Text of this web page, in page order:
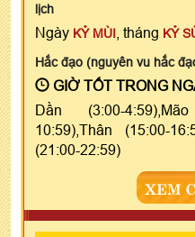
lịch
Ngày KỶ MÙI , tháng KỶ
Hắc đạo (nguyên vu hắc
GIỜ TỐT TRONG
Dần (3:00-
10:59),Thân (15:00-
(21:00-22:59)
XEM